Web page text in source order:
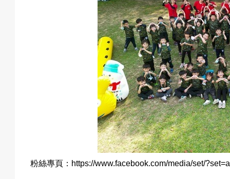
校
粉絲專頁： https://www.facebook.com/media/set/